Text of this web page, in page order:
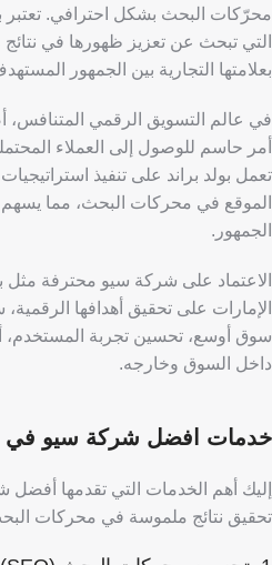
محرّكات البحث بشكل احترافي. تعتبر
التي تبحث عن تعزيز ظهورها في
بعلامتها التجارية بين الجمهور
في عالم التسويق الرقمي المتنافس،
أمر حاسم للوصول إلى العملاء
تعمل بولد براند على تنفيذ
الموقع في محركات البحث، مما يسهم
الجمهور.
الاعتماد على شركة سيو محترفة مثل
الإمارات على تحقيق أهدافها
سوق أوسع، تحسين تجربة المستخدم،
داخل السوق وخارجه.
خدمات افضل شركة سيو في
إليك أهم الخدمات التي تقدمها
تحقيق نتائج ملموسة في محركات